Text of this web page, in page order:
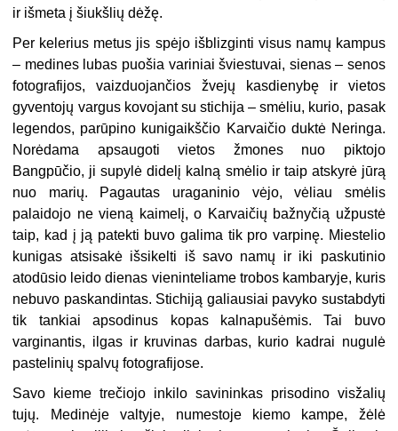
ir išmeta į šiukšlių dėžę.
Per kelerius metus jis spėjo išblizginti visus namų kampus
– medines lubas puošia variniai šviestuvai, sienas – senos
fotografijos, vaizduojančios žvejų kasdienybę ir vietos
gyventojų vargus kovojant su stichija – smėliu, kurio, pasak
legendos, parūpino kunigaikščio Karvaičio duktė Neringa.
Norėdama apsaugoti vietos žmones nuo piktojo
Bangpūčio, ji supylė didelį kalną smėlio ir taip atskyrė jūrą
nuo marių. Pagautas uraganinio vėjo, vėliau smėlis
palaidojo ne vieną kaimelį, o Karvaičių bažnyčią užpustė
taip, kad į ją patekti buvo galima tik pro varpinę. Miestelio
kunigas atsisakė išsikelti iš savo namų ir iki paskutinio
atodūsio leido dienas vieninteliame trobos kambaryje, kuris
nebuvo paskandintas. Stichiją galiausiai pavyko sustabdyti
tik tankiai apsodinus kopas kalnapušėmis. Tai buvo
varginantis, ilgas ir kruvinas darbas, kurio kadrai nugulė
pastelinių spalvų fotografijose.
Savo kieme trečiojo inkilo savininkas prisodino visžalių
tujų. Medinėje valtyje, numestoje kiemo kampe, žėlė